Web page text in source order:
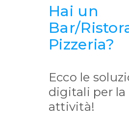
Hai un
Bar/
Pizzeria?
Ecco le
digitali per la
attività!